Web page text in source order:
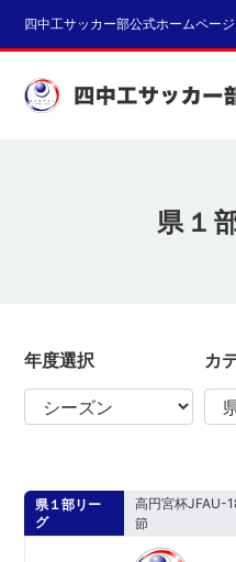
四中工サッカー部公式ホームページ
県１
年度選択 カ
県１部リー
グ
高円宮杯JFAU-
節